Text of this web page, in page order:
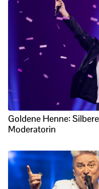
Goldene Henne:
Moderatorin